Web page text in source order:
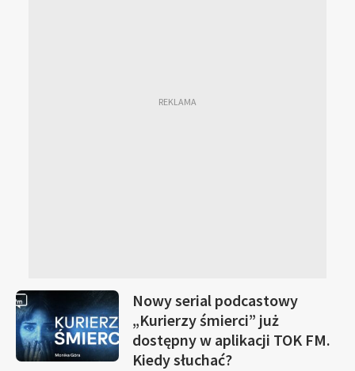
Nowy serial podcastowy
„Kurierzy śmierci” już
dostępny w aplikacji TOK FM.
Kiedy słuchać?